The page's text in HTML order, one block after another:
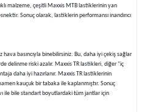
malzeme, çeşitli Maxxis MTB lastiklerinin yan
Sonuç olarak, lastiklerin performansı inandırıcı
basıncıyla binebilirsiniz. Bu, daha iyi çekiş sağlar
delinme riski azalır. Maxxis TR lastikleri, diğer "iç
daha iyi hazırlanır. Maxxis TR lastiklerinin
kauçuk bir tabaka ile kaplanmıştır. Sonuç
ile bile standart boyutlardaki tüm jantlar için